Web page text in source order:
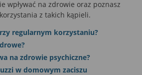
wpływać na zdrowie oraz poznasz
z takich kąpieli.
regularnym korzystaniu?
na zdrowie psychiczne?
w domowym zaciszu
celach. Jeżeli chcesz
lub chcesz przeprowadzić
to możesz tego dokonać
zaawansowanych”.
temat wykorzystywania
w naszym serwisie znajdziesz